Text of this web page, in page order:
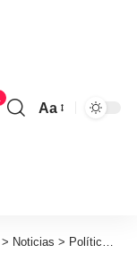
Aa
> Noticias > Política >